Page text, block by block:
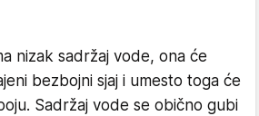
nizak sadržaj vode, ona će
bezbojni sjaj i umesto toga će
Sadržaj vode se obično gubi